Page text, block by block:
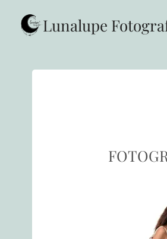
contenido Lunalupe